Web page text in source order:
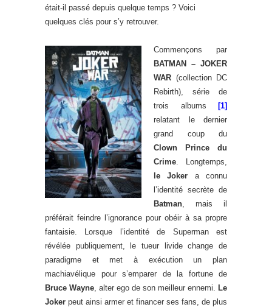
était-il passé depuis quelque temps ? Voici
quelques clés pour s’y retrouver.
Commençons par
BATMAN – JOKER
WAR (collection DC
Rebirth), série de
trois albums
[1]
relatant le dernier
grand coup du
Clown Prince du
Crime. Longtemps,
le Joker a connu
l’identité secrète de
Batman, mais il
préférait feindre l’ignorance pour obéir à sa propre
fantaisie. Lorsque l’identité de Superman est
révélée publiquement, le tueur livide change de
paradigme et met à exécution un plan
machiavélique pour s’emparer de la fortune de
Bruce Wayne, alter ego de son meilleur ennemi. Le
Joker peut ainsi armer et financer ses fans, de plus